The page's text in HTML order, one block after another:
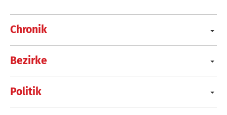
Chronik
Bezirke
Politik